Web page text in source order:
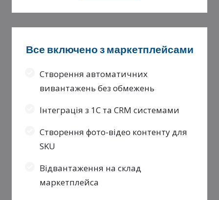
Все включено з маркетплейсами
Створення автоматичних
вивантажень без обмежень
Інтеграція з 1С та CRM системами
Створення фото-відео контенту для
SKU
Відвантаження на склад
маркетплейса